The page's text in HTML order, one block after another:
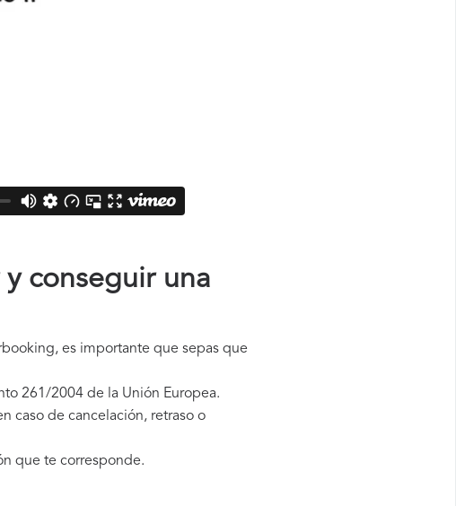
conseguir una
es importante que sepas que
261/2004 de la Unión Europea.
caso de cancelación, retraso o
que te corresponde.